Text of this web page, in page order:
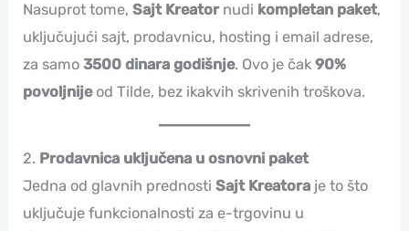
Nasuprot tome,Sajt Kreatornudi kompletan paket,
uključujući sajt, prodavnicu, hosting i email adrese,
za samo3500 dinara godišnje. Ovo je čak90%
povoljnijeod Tilde, bez ikakvih skrivenih troškova.
2. Prodavnica uključena u osnovni paket
Jedna od glavnih prednostiSajt Kreatora je to što
uključuje funkcionalnosti za e-trgovinu u